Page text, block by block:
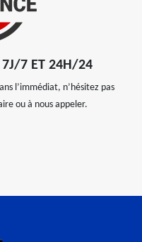
7J/7 ET 24H/24
l’immédiat, n’hésitez pas
ou à nous appeler.